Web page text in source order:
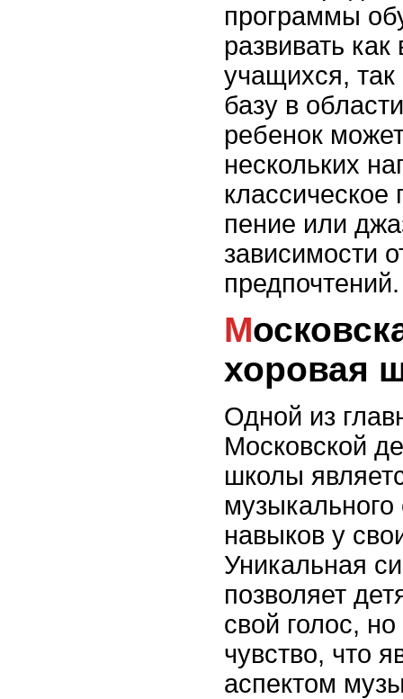
программы
развивать
учащихся, так
базу в
ребенок
нескольких
пение или
зависимости
предпочтений.
Московская детская
хоровая
Одной из
Московской
школы
навыков у
Уникальная
позволяет
свой голос,
чувство, что
аспектом